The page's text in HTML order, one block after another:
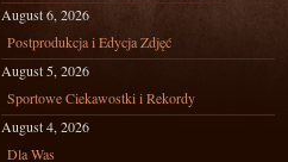
August 6, 2026
Postprodukcja i Edycja Zdjęć
August 5, 2026
Sportowe Ciekawostki i Rekordy
August 4, 2026
Dla Was